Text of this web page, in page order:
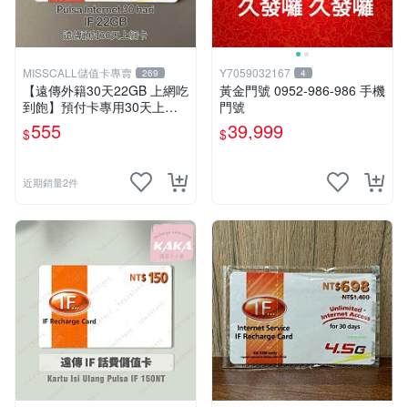
MISSCALL儲值卡專賣 269
【遠傳外籍30天22GB 上網吃
到飽】預付卡專用30天上網
補充卡/儲值卡．Internet if
u．if499⚡MissCall儲值卡專
$555
近期銷量2件
Y7059032167 4
黃金門號 0952-986-986 手機
門號
$39,999